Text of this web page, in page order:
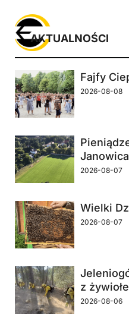
Fajfy
2026-08-08
2026-08-07
Wielki
2026-08-07
z
2026-08-06
AKTUALNOŚCI